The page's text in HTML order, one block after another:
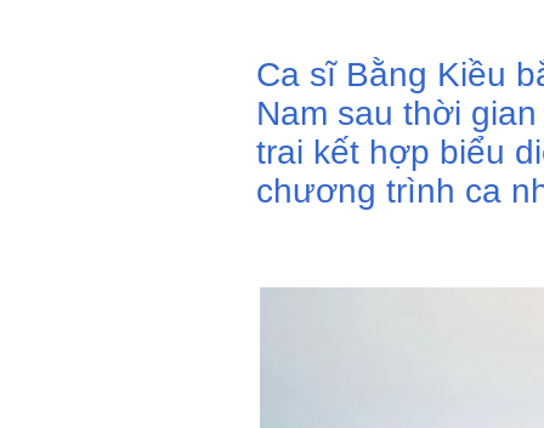
Ca sĩ Bằng Kiều
Nam sau thời
trai kết hợp biểu
chương trình ca